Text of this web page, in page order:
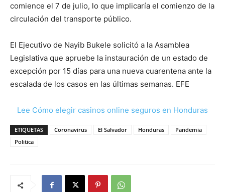
comience el 7 de julio, lo que implicaría el comienzo de la
circulación del transporte público.
El Ejecutivo de Nayib Bukele solicitó a la Asamblea
Legislativa que apruebe la instauración de un estado de
excepción por 15 días para una nueva cuarentena ante la
escalada de los casos en las últimas semanas. EFE
Lee Cómo elegir casinos online seguros en Honduras
ETIQUETAS Coronavirus El Salvador Honduras
Pandemia
Politica